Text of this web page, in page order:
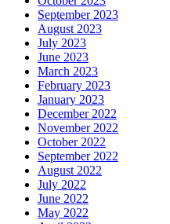
September 2023
August 2023
July 2023
June 2023
March 2023
February 2023
January 2023
December 2022
November 2022
October 2022
September 2022
August 2022
July 2022
June 2022
May 2022